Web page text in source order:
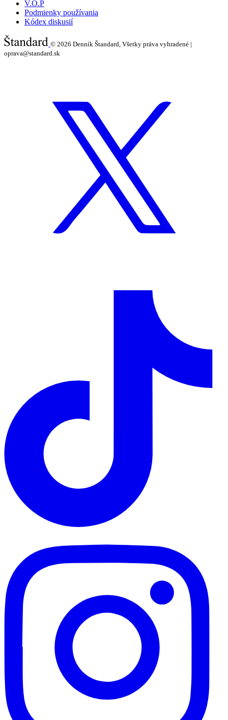
V.O.P
Podmienky používania
Kódex diskusií
© 2026 Denník Štandard, Všetky práva vyhradené |
oprava@standard.sk